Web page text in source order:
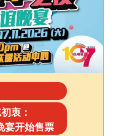
衷：
宴开始售票